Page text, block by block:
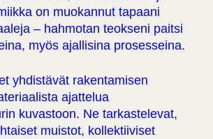
on muokannut tapaani
– hahmotan teokseni paitsi
myös ajallisina prosesseina.
yhdistävät rakentamisen
ajattelua
kuvastoon. Ne tarkastelevat,
muistot, kollektiiviset